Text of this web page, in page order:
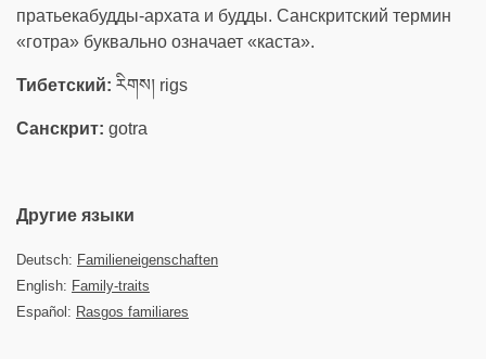
пратьекабудды-архата и будды. Санскритский термин
«готра» буквально означает «каста».
Тибетский: རིགས། rigs
Санскрит: gotra
Другие языки
Deutsch: Familieneigenschaften
English: Family-traits
Español: Rasgos familiares